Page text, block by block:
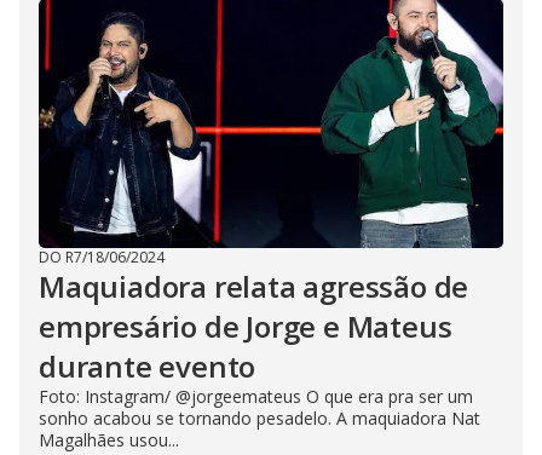
DO R7/18/06/2024
Maquiadora relata agressão de
empresário de Jorge e Mateus
durante evento
Foto: Instagram/ @jorgeemateus O que era pra ser um
sonho acabou se tornando pesadelo. A maquiadora Nat
Magalhães usou...